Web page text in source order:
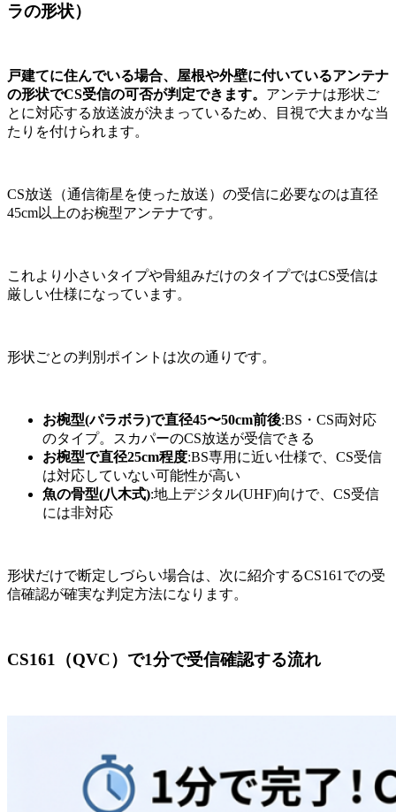
ラの形状）
戸建てに住んでいる場合、屋根や外壁に付いているアンテナ
の形状でCS受信の可否が判定できます。 アンテナは形状ご
とに対応する放送波が決まっているため、目視で大まかな当
たりを付けられます。
CS放送（通信衛星を使った放送）の受信に必要なのは直径
45cm以上のお椀型アンテナです。
これより小さいタイプや骨組みだけのタイプではCS受信は
厳しい仕様になっています。
形状ごとの判別ポイントは次の通りです。
お椀型(パラボラ)で直径45〜50cm前後:BS・CS両対応
のタイプ。スカパーのCS放送が受信できる
お椀型で直径25cm程度:BS専用に近い仕様で、CS受信
は対応していない可能性が高い
魚の骨型(八木式):地上デジタル(UHF)向けで、CS受信
には非対応
形状だけで断定しづらい場合は、次に紹介するCS161での受
信確認が確実な判定方法になります。
CS161（QVC）で1分で受信確認する流れ